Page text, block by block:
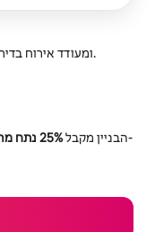
ומעודד אירוח בדירה שלכם.
הבניין מקבל25% נתח מההכנסות